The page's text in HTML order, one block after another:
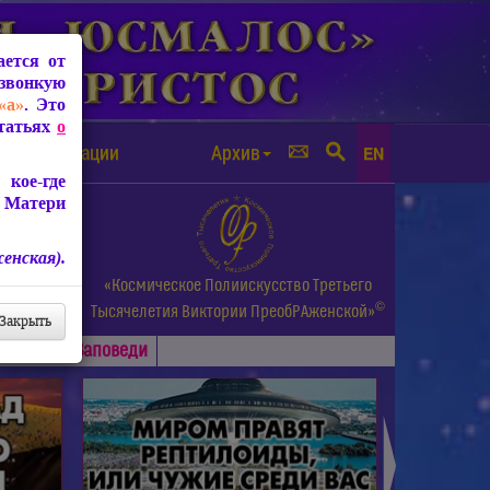
от чипизации Архив EN
«Космическое Полиискусство Третьего
Тысячелетия Виктории ПреобРАженской»©
Заповеди
от
. Это
о
где
Закрыть